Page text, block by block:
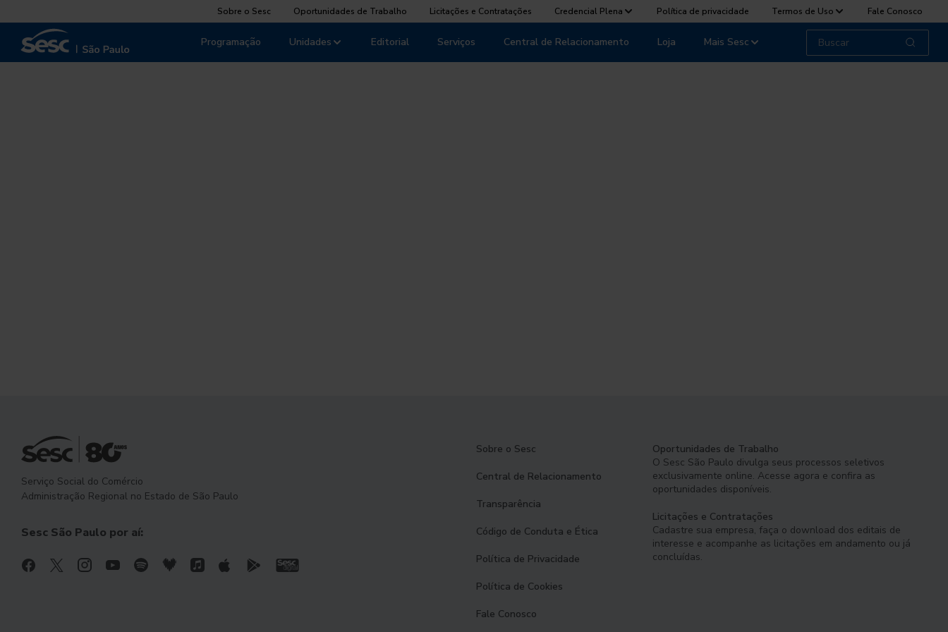
Sobre o Sesc Oportunidades de Trabalho Licitações e Contratações Credencial Plena Política de privacidade Termos de Uso Fale Conosco
Unidades
Programação Editorial Serviços Central de Relacionamento Loja Mais Sesc
Serviço Social do Comércio
Administração Regional no Estado de São Paulo
Sesc São Paulo por aí:
Sobre o Sesc
Central de Relacionamento
Transparência
Código de Conduta e Ética
Política de Privacidade
Política de Cookies
Fale Conosco
Oportunidades de Trabalho
O Sesc São Paulo divulga seus processos seletivos
exclusivamente online. Acesse agora e confira as
oportunidades disponíveis.
Licitações e Contratações
Cadastre sua empresa, faça o download dos editais de
interesse e acompanhe as licitações em andamento ou já
concluídas.